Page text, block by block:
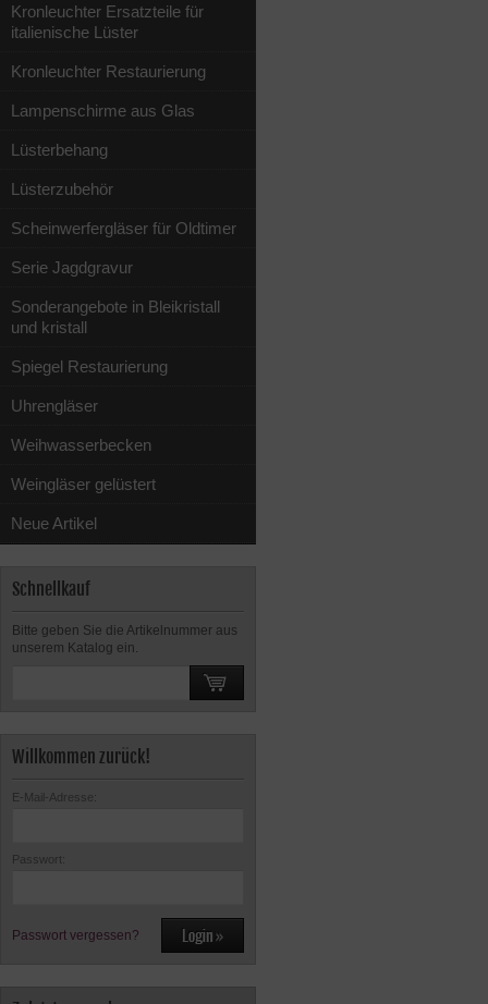
Kronleuchter Ersatzteile für
italienische Lüster
Kronleuchter Restaurierung
Lampenschirme aus Glas
Lüsterbehang
Lüsterzubehör
Scheinwerfergläser für Oldtimer
Serie Jagdgravur
Sonderangebote in Bleikristall
und kristall
Spiegel Restaurierung
Uhrengläser
Weihwasserbecken
Weingläser gelüstert
Neue Artikel
Schnellkauf
Bitte geben Sie die Artikelnummer aus
unserem Katalog ein.
Willkommen zurück!
E-Mail-Adresse:
Passwort:
Passwort vergessen?